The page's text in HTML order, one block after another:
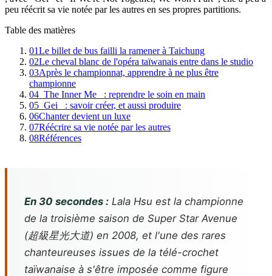
peu réécrit sa vie notée par les autres en ses propres partitions.
Table des matières
01Le billet de bus failli la ramener à Taichung
02Le cheval blanc de l'opéra taïwanais entre dans le studio
03Après le championnat, apprendre à ne plus être
championne
04 _The Inner Me_ : reprendre le soin en main
05 _Gei_ : savoir créer, et aussi produire
06Chanter devient un luxe
07Réécrire sa vie notée par les autres
08Références
En 30 secondes : Lala Hsu est la championne
de la troisième saison de Super Star Avenue
(超級星光大道) en 2008, et l'une des rares
chanteureuses issues de la télé-crochet
taïwanaise à s'être imposée comme figure